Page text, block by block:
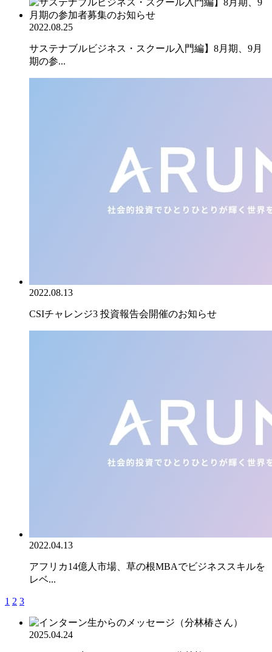
2022.08.25
サステナブルビジネス・スクール入門編】8月期、9月
期の参...
2022.08.13
CSIチャレンジ3 投資報告会開催のお知らせ
2022.04.13
アフリカ14億人市場、草の根MBAでビジネススキルを
レベ...
1 2 3
2025.04.24